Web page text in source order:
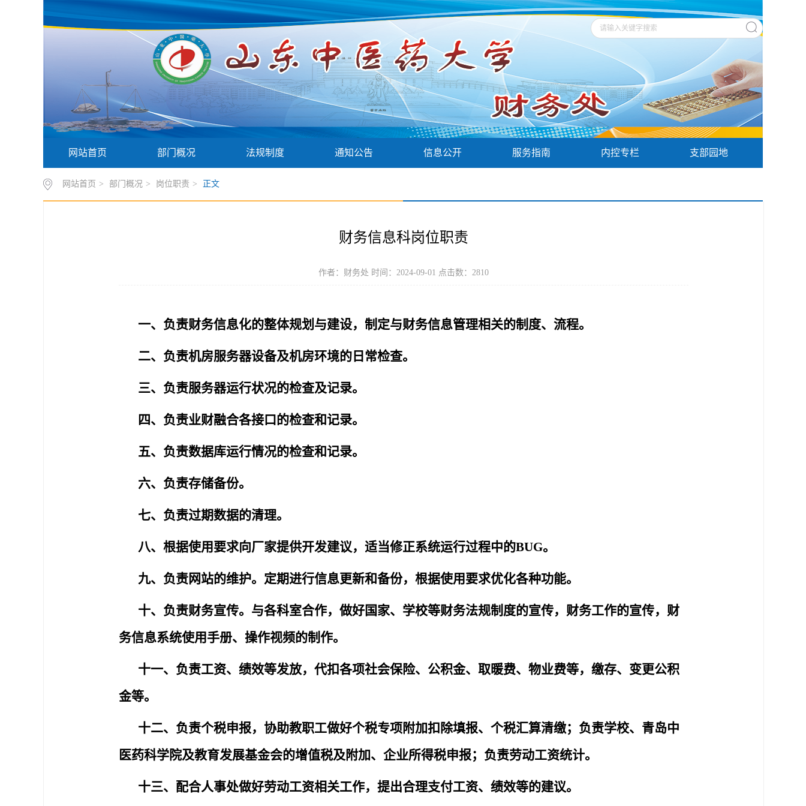
网站首页 部门概况 法规制度 通知公告 信息公开 服务指南 内控专栏 支部园地
网站首页 > 部门概况 > 岗位职责 > 正文
财务信息科岗位职责
作者：财务处 时间：2024-09-01 点击数： 2810
一、负责财务信息化的整体规划与建设，制定与财务信息管理相关的制度、流程。
二、负责机房服务器设备及机房环境的日常检查。
三、负责服务器运行状况的检查及记录。
四、负责业财融合各接口的检查和记录。
五、负责数据库运行情况的检查和记录。
六、负责存储备份。
七、负责过期数据的清理。
八、根据使用要求向厂家提供开发建议，适当修正系统运行过程中的BUG。
九、负责网站的维护。定期进行信息更新和备份，根据使用要求优化各种功能。
十、负责财务宣传。与各科室合作，做好国家、学校等财务法规制度的宣传，财务工作的宣传，财
务信息系统使用手册、操作视频的制作。
十一、负责工资、绩效等发放，代扣各项社会保险、公积金、取暖费、物业费等，缴存、变更公积
金等。
十二、负责个税申报，协助教职工做好个税专项附加扣除填报、个税汇算清缴；负责学校、青岛中
医药科学院及教育发展基金会的增值税及附加、企业所得税申报；负责劳动工资统计。
十三、配合人事处做好劳动工资相关工作，提出合理支付工资、绩效等的建议。